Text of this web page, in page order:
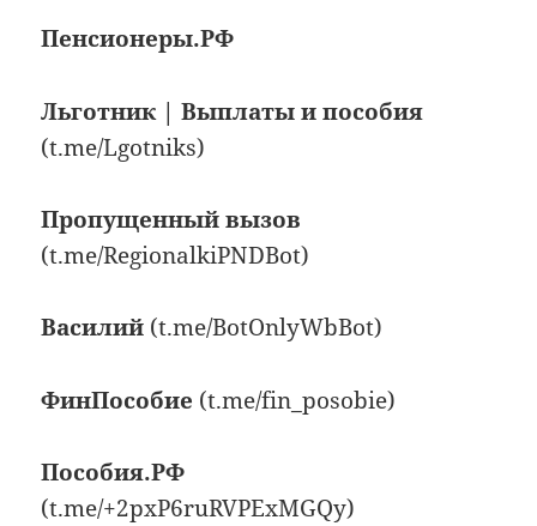
Пенсионеры.РФ
Льготник | Выплаты и пособия
(t.me/Lgotniks)
Пропущенный вызов
(t.me/RegionalkiPNDBot)
Василий (t.me/BotOnlyWbBot)
ФинПособие (t.me/fin_posobie)
Пособия.РФ
(t.me/+2pxP6ruRVPExMGQy)